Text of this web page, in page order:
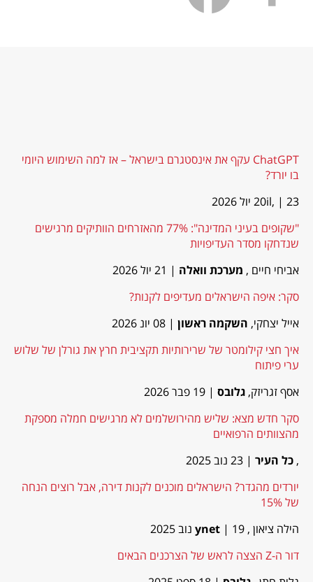
ChatGPT עקף את אינסטגרם בישראל – אז למה השימוש היומי
בו יורד?
20il, | 23 יול 2026
"שקופים בעיני המדינה": 77% מהאזרחים הוותיקים מרגישים
שנדחקו מסדר העדיפויות
אביחי חיים , מערכת וואלה | 21 יול 2026
סקר: איפה הישראלים מעדיפים לקנות?
אייל יצחקי, השקמה ראשון | 08 יונ 2026
איך חצי קילומטר של שרירותיות תקציבית חרץ את גורלן של שלוש
ערי פיתוח
אסף זגריזק, גלובס | 19 פבר 2026
סקר חדש מצא: שליש מהירושלמים לא מרגישים חמלה מספקת
מהצוותים הרפואיים
, כל העיר | 23 נוב 2025
יורדים מהגדר? הישראלים מוכנים לקנות דירה, אבל רוצים הנחה
של 15%
הילה ציאון ,
ynet | 19 נוב 2025
דור ה-Z הצצה לראש של הצרכנים הבאים